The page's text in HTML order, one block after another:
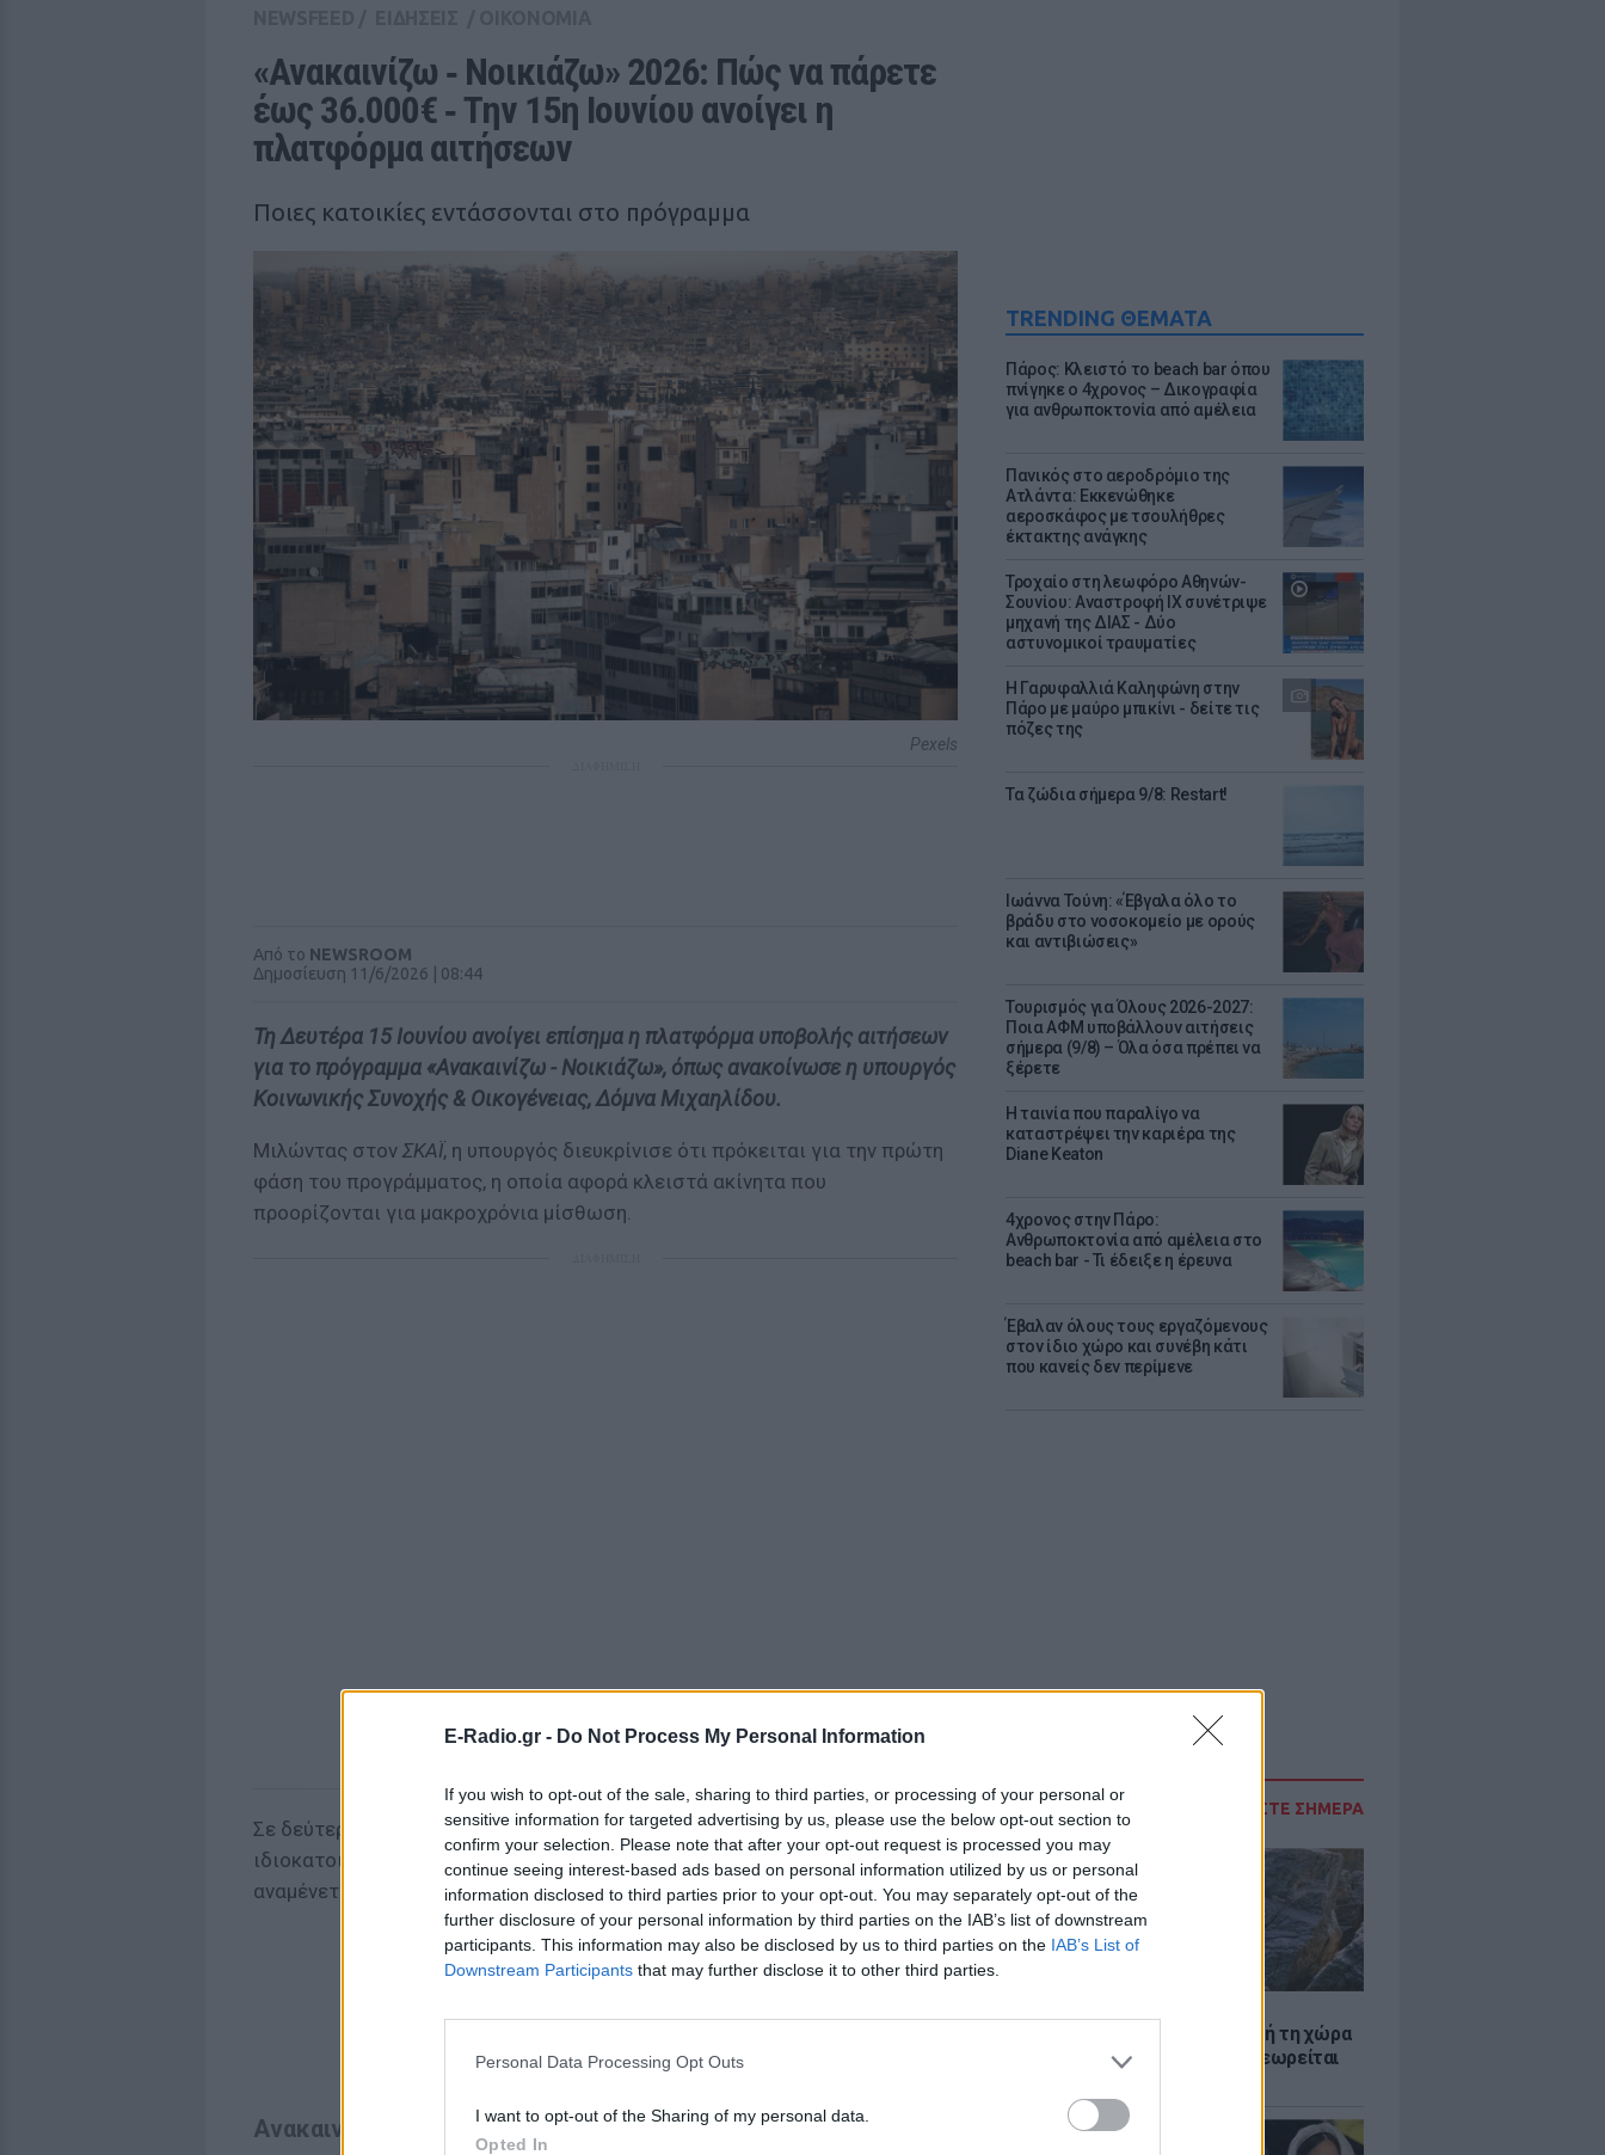
E-Radio.gr - Do Not Process My Personal Information
If you wish to opt-out of the sale, sharing to third parties, or processing of your personal or
sensitive information for targeted advertising by us, please use the below opt-out section to
confirm your selection. Please note that after your opt-out request is processed you may
continue seeing interest-based ads based on personal information utilized by us or personal
information disclosed to third parties prior to your opt-out. You may separately opt-out of the
further disclosure of your personal information by third parties on the IAB’s list of downstream
participants. This information may also be disclosed by us to third parties on the IAB’s List of
Downstream Participants that may further disclose it to other third parties.
Personal Data Processing Opt Outs
I want to opt-out of the Sharing of my personal data.
Opted In
TRENDING ΘΕΜΑΤΑ
Πάρος: Κλειστό το beach bar όπου
πνίγηκε ο 4χρονος – Δικογραφία
για ανθρωποκτονία από αμέλεια
Πανικός στο αεροδρόμιο της
Ατλάντα: Εκκενώθηκε
αεροσκάφος με τσουλήθρες
έκτακτης ανάγκης
Τροχαίο στη λεωφόρο Αθηνών-
Σουνίου: Αναστροφή ΙΧ συνέτριψε
μηχανή της ΔΙΑΣ - Δύο
αστυνομικοί τραυματίες
Η Γαρυφαλλιά Καληφώνη στην
Πάρο με μαύρο μπικίνι - δείτε τις
πόζες της
Τα ζώδια σήμερα 9/8: Restart!
Ιωάννα Τούνη: «Έβγαλα όλο το
βράδυ στο νοσοκομείο με ορούς
και αντιβιώσεις»
Τουρισμός για Όλους 2026-2027:
Ποια ΑΦΜ υποβάλλουν αιτήσεις
σήμερα (9/8) – Όλα όσα πρέπει να
ξέρετε
Η ταινία που παραλίγο να
καταστρέψει την καριέρα της
Diane Keaton
4χρονος στην Πάρο:
Ανθρωποκτονία από αμέλεια στο
beach bar - Τι έδειξε η έρευνα
Έβαλαν όλους τους εργαζόμενους
στον ίδιο χώρο και συνέβη κάτι
που κανείς δεν περίμενε
ΔΙΑΒΑΣΤΕ ΣΗΜΕΡΑ
Η παράξενη ελευθερία: Σε αυτή τη χώρα
της Ευρώπης, το γuμνό δεν θεωρείται
«Ανακαινίζω ‑ Νοικιάζω» 2026: Πώς να πάρετε
έως 36.000€ ‑ Την 15η Ιουνίου ανοίγει η
πλατφόρμα αιτήσεων
Ποιες κατοικίες εντάσσονται στο πρόγραμμα
Pexels
Από το NEWSROOM
Δημοσίευση 11/6/2026 | 08:44
Τη Δευτέρα 15 Ιουνίου ανοίγει επίσημα η πλατφόρμα υποβολής αιτήσεων
για το πρόγραμμα «Ανακαινίζω - Νοικιάζω», όπως ανακοίνωσε η υπουργός
Κοινωνικής Συνοχής & Οικογένειας, Δόμνα Μιχαηλίδου.
Μιλώντας στον ΣΚΑΪ, η υπουργός διευκρίνισε ότι πρόκειται για την πρώτη
φάση του προγράμματος, η οποία αφορά κλειστά ακίνητα που
προορίζονται για μακροχρόνια μίσθωση.
Σε δεύτερη φάση, θα υποβληθούν νέες αιτήσεις για ακίνητα που
ιδιοκατοικούνται. Σύμφωνα με την κ.
Μιχαηλίδου , η δεύτερη φάση
αναμένεται να ξεκινήσει τονΣεπτέμβριο.
Ανακαινίζω - Νοικιάζω 2026: Ποιες κατοικίες αφορά